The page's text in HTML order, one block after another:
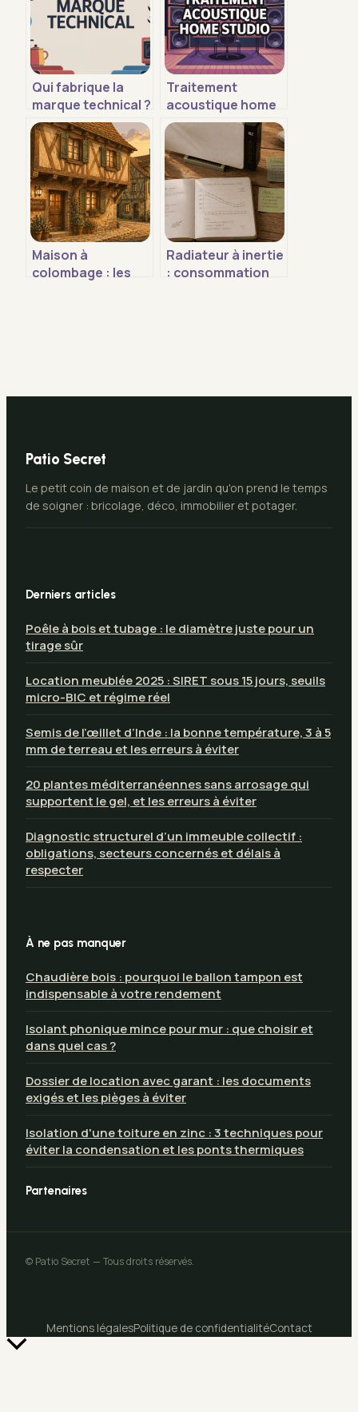
Qui fabrique la
marque technical ?
origine, fabricants
et gammes
Traitement
acoustique home
studio : guide
complet pour un
son maîtrisé
Maison à
colombage : les
Radiateur à inertie
: consommation
Patio Secret
Le petit coin de maison et de jardin qu'on prend le temps
de soigner : bricolage, déco, immobilier et potager.
Derniers articles
Poêle à bois et tubage : le diamètre juste pour un
tirage sûr
Location meublée 2025 : SIRET sous 15 jours, seuils
micro-BIC et régime réel
Semis de l’œillet d’Inde : la bonne température, 3 à 5
mm de terreau et les erreurs à éviter
20 plantes méditerranéennes sans arrosage qui
supportent le gel, et les erreurs à éviter
Diagnostic structurel d’un immeuble collectif :
obligations, secteurs concernés et délais à
respecter
À ne pas manquer
Chaudière bois : pourquoi le ballon tampon est
indispensable à votre rendement
Isolant phonique mince pour mur : que choisir et
dans quel cas ?
Dossier de location avec garant : les documents
exigés et les pièges à éviter
Isolation d'une toiture en zinc : 3 techniques pour
éviter la condensation et les ponts thermiques
Partenaires
© Patio Secret — Tous droits réservés.
Mentions légalesPolitique de confidentialitéContact